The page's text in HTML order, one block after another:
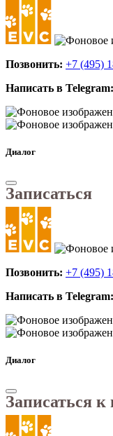
Позвонить: +7 (495)
Написать в Telegram:
Диалог
Записаться
Позвонить: +7 (495)
Написать в Telegram:
Диалог
Записаться к